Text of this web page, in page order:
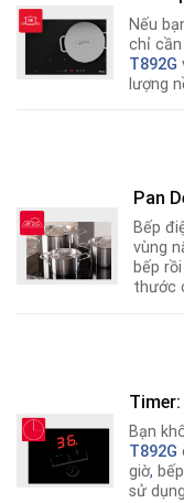
Nếu
chỉ
T892G
lượng
Pan
Bếp
vùng
bếp
thước
Bạn
T892G
giờ,
sử